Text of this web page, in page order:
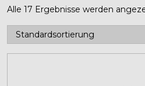
Alle 17 Ergebnisse werden